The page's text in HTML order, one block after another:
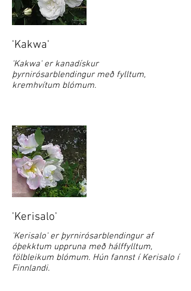
'Kakwa'
'Kakwa' er kanadískur
þyrnirósarblendingur með fylltum,
kremhvítum blómum.
'Kerisalo'
'Kerisalo' er þyrnirósarblendingur af
óþekktum uppruna með hálffylltum,
fölbleikum blómum. Hún fannst í Kerisalo í
Finnlandi.